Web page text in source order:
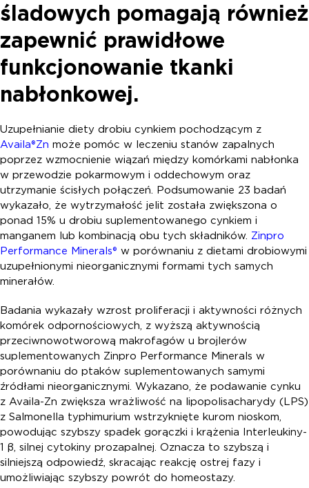
śladowych pomagają również
zapewnić prawidłowe
funkcjonowanie tkanki
nabłonkowej.
Uzupełnianie diety drobiu cynkiem pochodzącym z
Availa®Zn może pomóc w leczeniu stanów zapalnych
poprzez wzmocnienie wiązań między komórkami nabłonka
w przewodzie pokarmowym i oddechowym oraz
utrzymanie ścisłych połączeń. Podsumowanie 23 badań
wykazało, że wytrzymałość jelit została zwiększona o
ponad 15% u drobiu suplementowanego cynkiem i
manganem lub kombinacją obu tych składników. Zinpro
Performance Minerals® w porównaniu z dietami drobiowymi
uzupełnionymi nieorganicznymi formami tych samych
minerałów.
Badania wykazały wzrost proliferacji i aktywności różnych
komórek odpornościowych, z wyższą aktywnością
przeciwnowotworową makrofagów u brojlerów
suplementowanych Zinpro Performance Minerals w
porównaniu do ptaków suplementowanych samymi
źródłami nieorganicznymi. Wykazano, że podawanie cynku
z Availa-Zn zwiększa wrażliwość na lipopolisacharydy (LPS)
z Salmonella typhimurium wstrzyknięte kurom nioskom,
powodując szybszy spadek gorączki i krążenia Interleukiny-
1 β, silnej cytokiny prozapalnej. Oznacza to szybszą i
silniejszą odpowiedź, skracając reakcję ostrej fazy i
umożliwiając szybszy powrót do homeostazy.